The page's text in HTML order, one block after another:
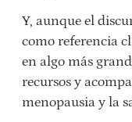
Y, aunque el
como referencia
en algo más
recursos y
menopausia y la